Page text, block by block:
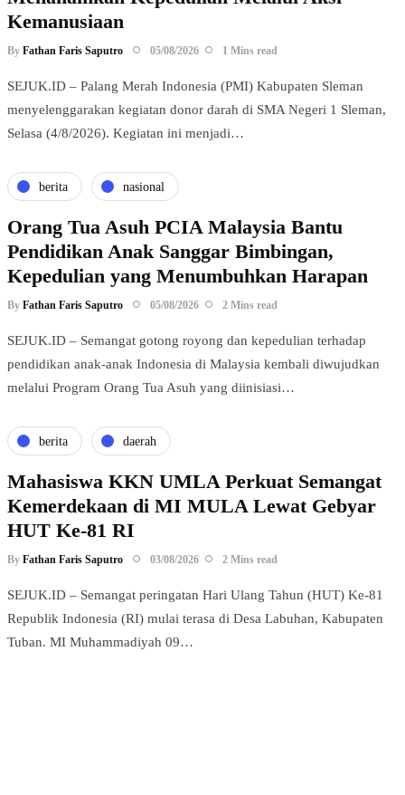
Kemanusiaan
By Fathan Faris Saputro 05/08/2026 1 Mins read
SEJUK.ID – Palang Merah Indonesia (PMI) Kabupaten Sleman
menyelenggarakan kegiatan donor darah di SMA Negeri 1 Sleman,
Selasa (4/8/2026). Kegiatan ini menjadi…
berita nasional
Orang Tua Asuh PCIA Malaysia Bantu
Pendidikan Anak Sanggar Bimbingan,
Kepedulian yang Menumbuhkan Harapan
By Fathan Faris Saputro 05/08/2026 2 Mins read
SEJUK.ID – Semangat gotong royong dan kepedulian terhadap
pendidikan anak-anak Indonesia di Malaysia kembali diwujudkan
melalui Program Orang Tua Asuh yang diinisiasi…
berita daerah
Mahasiswa KKN UMLA Perkuat Semangat
Kemerdekaan di MI MULA Lewat Gebyar
HUT Ke-81 RI
By Fathan Faris Saputro 03/08/2026 2 Mins read
SEJUK.ID – Semangat peringatan Hari Ulang Tahun (HUT) Ke-81
Republik Indonesia (RI) mulai terasa di Desa Labuhan, Kabupaten
Tuban. MI Muhammadiyah 09…